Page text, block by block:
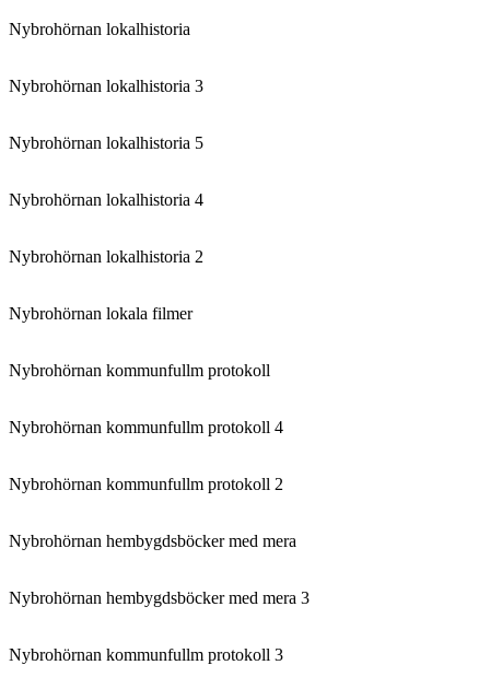
Nybrohörnan lokalhistoria
Nybrohörnan lokalhistoria 3
Nybrohörnan lokalhistoria 5
Nybrohörnan lokalhistoria 4
Nybrohörnan lokalhistoria 2
Nybrohörnan lokala filmer
Nybrohörnan kommunfullm protokoll
Nybrohörnan kommunfullm protokoll 4
Nybrohörnan kommunfullm protokoll 2
Nybrohörnan hembygdsböcker med mera
Nybrohörnan hembygdsböcker med mera 3
Nybrohörnan kommunfullm protokoll 3